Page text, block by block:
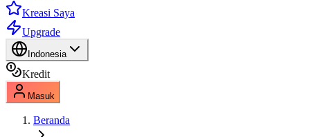
Kreasi Saya
Upgrade
Indonesia
Kredit
Masuk
Beranda